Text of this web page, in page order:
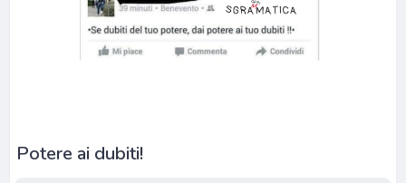
Potere ai dubiti!